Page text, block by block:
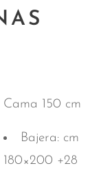
Cama 150 cm
Bajera: cm
180×200 +28